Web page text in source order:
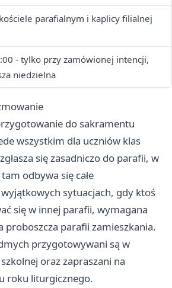
parafialnym i kaplicy filialnej
- tylko przy zamówionej intencji,
niedzielna
do sakramentu
wszystkim dla uczniów klas
się zasadniczo do parafii, w
odbywa się całe
sytuacjach, gdy ktoś
się w innej parafii, wymagana
proboszcza parafii zamieszkania.
przygotowywani są w
oraz zapraszani na
roku liturgicznego.